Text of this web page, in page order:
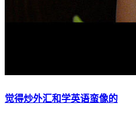
觉得炒外汇和学英语蛮像的